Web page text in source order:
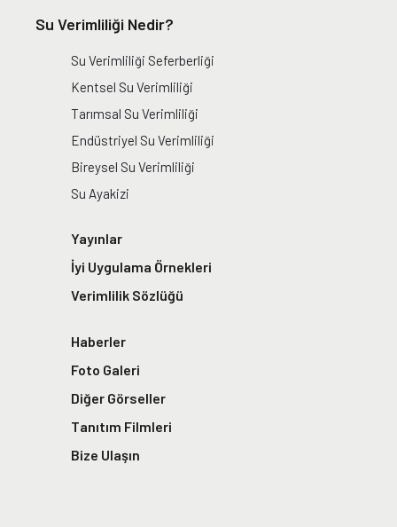
Su Verimliliği Nedir?
Su Verimliliği Seferberliği
Kentsel Su Verimliliği
Tarımsal Su Verimliliği
Endüstriyel Su Verimliliği
Bireysel Su Verimliliği
Su Ayakizi
Yayınlar
İyi Uygulama Örnekleri
Verimlilik Sözlüğü
Haberler
Foto Galeri
Diğer Görseller
Tanıtım Filmleri
Bize Ulaşın